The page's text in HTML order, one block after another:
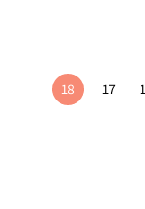
17
18